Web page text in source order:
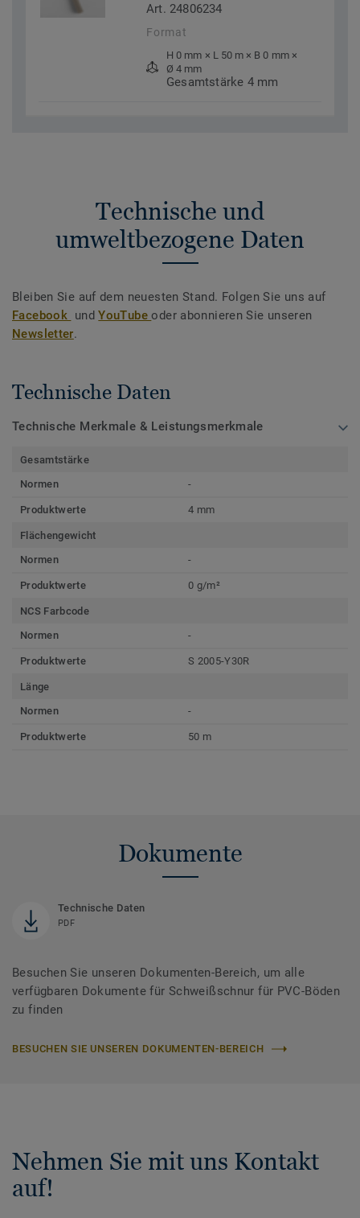
Art. 24806234
Format
H 0 mm × L 50 m × B 0 mm ×
Ø 4 mm
Gesamtstärke 4 mm
Technische und
umweltbezogene Daten
Bleiben Sie auf dem neuesten Stand. Folgen Sie uns auf
Facebook undYouTubeoder abonnieren Sie unseren
Newsletter.
Technische Daten
Technische Merkmale & Leistungsmerkmale
Gesamtstärke
Normen
-
Produktwerte 4 mm
Flächengewicht
Normen
-
Produktwerte 0 g/m²
NCS Farbcode
Normen
-
Produktwerte S 2005-Y30R
Länge
Normen
-
Produktwerte 50 m
Dokumente
Technische Daten
PDF
Besuchen Sie unseren Dokumenten-Bereich, um alle
verfügbaren Dokumente für Schweißschnur für PVC-Böden
zu finden
BESUCHEN SIE UNSEREN DOKUMENTEN-BEREICH
Nehmen Sie mit uns Kontakt
auf!